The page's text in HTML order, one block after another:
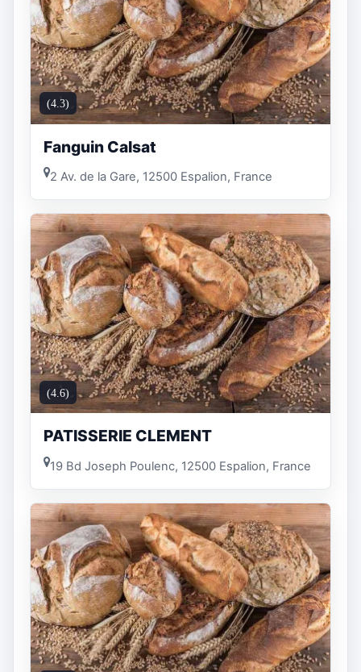
(4.3)
Fanguin Calsat
2 Av. de la Gare, 12500 Espalion, France
(4.6)
PATISSERIE CLEMENT
19 Bd Joseph Poulenc, 12500 Espalion, France